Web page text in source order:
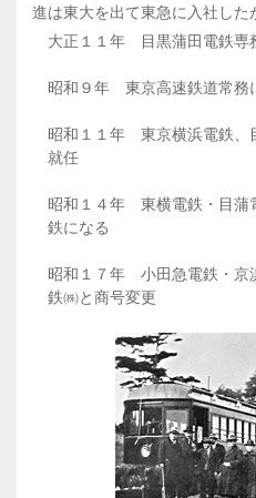
進は東大を出て東急に入社した
大正１１年 目黒蒲田電鉄専
昭和９年 東京高速鉄道常務
昭和１１年 東京横浜電鉄、
就任
昭和１４年 東横電鉄・目蒲
鉄になる
昭和１７年 小田急電鉄・京
鉄㈱と商号変更